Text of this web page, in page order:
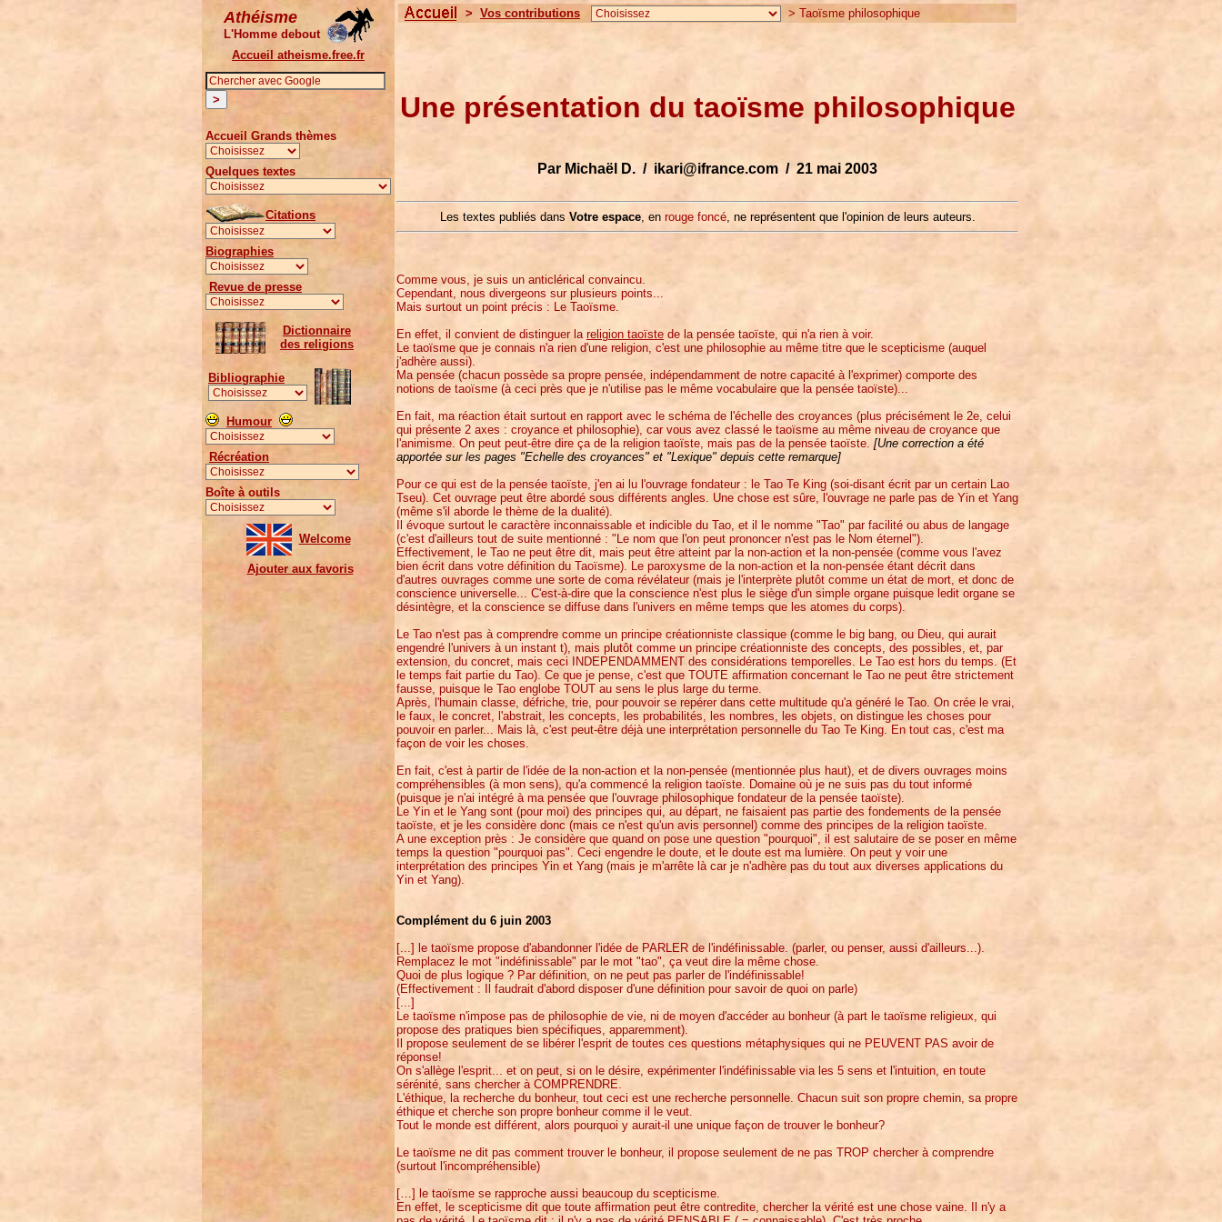
Athéisme
L'Homme debout
Accueil atheisme.free.fr
Accueil Grands thèmes
Quelques textes
Citations
Biographies
Revue de presse
Dictionnaire
des religions
Bibliographie
Humour
Récréation
Boîte à outils
Welcome
Ajouter aux favoris
> Vos contributions > Taoïsme philosophique
Une présentation du taoïsme philosophique
Par Michaël D. / ikari@ifrance.com / 21 mai 2003
Les textes publiés dans Votre espace, en rouge foncé, ne représentent que l'opinion de leurs auteurs.
Comme vous, je suis un anticlérical convaincu.
Cependant, nous divergeons sur plusieurs points...
Mais surtout un point précis : Le Taoïsme.
En effet, il convient de distinguer la religion taoïste de la pensée taoïste, qui n'a rien à voir.
Le taoïsme que je connais n'a rien d'une religion, c'est une philosophie au même titre que le scepticisme (auquel
j'adhère aussi).
Ma pensée (chacun possède sa propre pensée, indépendamment de notre capacité à l'exprimer) comporte des
notions de taoïsme (à ceci près que je n'utilise pas le même vocabulaire que la pensée taoïste)...
En fait, ma réaction était surtout en rapport avec le schéma de l'échelle des croyances (plus précisément le 2e, celui
qui présente 2 axes : croyance et philosophie), car vous avez classé le taoïsme au même niveau de croyance que
l'animisme. On peut peut-être dire ça de la religion taoïste, mais pas de la pensée taoïste. [Une correction a été
apportée sur les pages "Echelle des croyances" et "Lexique" depuis cette remarque]
Pour ce qui est de la pensée taoïste, j'en ai lu l'ouvrage fondateur : le Tao Te King (soi-disant écrit par un certain Lao
Tseu). Cet ouvrage peut être abordé sous différents angles. Une chose est sûre, l'ouvrage ne parle pas de Yin et Yang
(même s'il aborde le thème de la dualité).
Il évoque surtout le caractère inconnaissable et indicible du Tao, et il le nomme "Tao" par facilité ou abus de langage
(c'est d'ailleurs tout de suite mentionné : "Le nom que l'on peut prononcer n'est pas le Nom éternel").
Effectivement, le Tao ne peut être dit, mais peut être atteint par la non-action et la non-pensée (comme vous l'avez
bien écrit dans votre définition du Taoïsme). Le paroxysme de la non-action et la non-pensée étant décrit dans
d'autres ouvrages comme une sorte de coma révélateur (mais je l'interprète plutôt comme un état de mort, et donc de
conscience universelle... C'est-à-dire que la conscience n'est plus le siège d'un simple organe puisque ledit organe se
désintègre, et la conscience se diffuse dans l'univers en même temps que les atomes du corps).
Le Tao n'est pas à comprendre comme un principe créationniste classique (comme le big bang, ou Dieu, qui aurait
engendré l'univers à un instant t), mais plutôt comme un principe créationniste des concepts, des possibles, et, par
extension, du concret, mais ceci INDEPENDAMMENT des considérations temporelles. Le Tao est hors du temps. (Et
le temps fait partie du Tao). Ce que je pense, c'est que TOUTE affirmation concernant le Tao ne peut être strictement
fausse, puisque le Tao englobe TOUT au sens le plus large du terme.
Après, l'humain classe, défriche, trie, pour pouvoir se repérer dans cette multitude qu'a généré le Tao. On crée le vrai,
le faux, le concret, l'abstrait, les concepts, les probabilités, les nombres, les objets, on distingue les choses pour
pouvoir en parler... Mais là, c'est peut-être déjà une interprétation personnelle du Tao Te King. En tout cas, c'est ma
façon de voir les choses.
En fait, c'est à partir de l'idée de la non-action et la non-pensée (mentionnée plus haut), et de divers ouvrages moins
compréhensibles (à mon sens), qu'a commencé la religion taoïste. Domaine où je ne suis pas du tout informé
(puisque je n'ai intégré à ma pensée que l'ouvrage philosophique fondateur de la pensée taoïste).
Le Yin et le Yang sont (pour moi) des principes qui, au départ, ne faisaient pas partie des fondements de la pensée
taoïste, et je les considère donc (mais ce n'est qu'un avis personnel) comme des principes de la religion taoïste.
A une exception près : Je considère que quand on pose une question "pourquoi", il est salutaire de se poser en même
temps la question "pourquoi pas". Ceci engendre le doute, et le doute est ma lumière. On peut y voir une
interprétation des principes Yin et Yang (mais je m'arrête là car je n'adhère pas du tout aux diverses applications du
Yin et Yang).
Complément du 6 juin 2003
[...] le taoïsme propose d'abandonner l'idée de PARLER de l'indéfinissable. (parler, ou penser, aussi d'ailleurs...).
Remplacez le mot "indéfinissable" par le mot "tao", ça veut dire la même chose.
Quoi de plus logique ? Par définition, on ne peut pas parler de l'indéfinissable!
(Effectivement : Il faudrait d'abord disposer d'une définition pour savoir de quoi on parle)
[...]
Le taoïsme n'impose pas de philosophie de vie, ni de moyen d'accéder au bonheur (à part le taoïsme religieux, qui
propose des pratiques bien spécifiques, apparemment).
Il propose seulement de se libérer l'esprit de toutes ces questions métaphysiques qui ne PEUVENT PAS avoir de
réponse!
On s'allège l'esprit... et on peut, si on le désire, expérimenter l'indéfinissable via les 5 sens et l'intuition, en toute
sérénité, sans chercher à COMPRENDRE.
L'éthique, la recherche du bonheur, tout ceci est une recherche personnelle. Chacun suit son propre chemin, sa propre
éthique et cherche son propre bonheur comme il le veut.
Tout le monde est différent, alors pourquoi y aurait-il une unique façon de trouver le bonheur?
Le taoïsme ne dit pas comment trouver le bonheur, il propose seulement de ne pas TROP chercher à comprendre
(surtout l'incompréhensible)
[…] le taoïsme se rapproche aussi beaucoup du scepticisme.
En effet, le scepticisme dit que toute affirmation peut être contredite, chercher la vérité est une chose vaine. Il n'y a